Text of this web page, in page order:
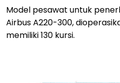
Model pesawat untuk
Airbus A220-300,
memiliki 130 kursi.